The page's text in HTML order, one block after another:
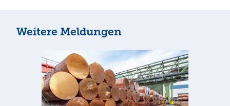
Weitere Meldungen